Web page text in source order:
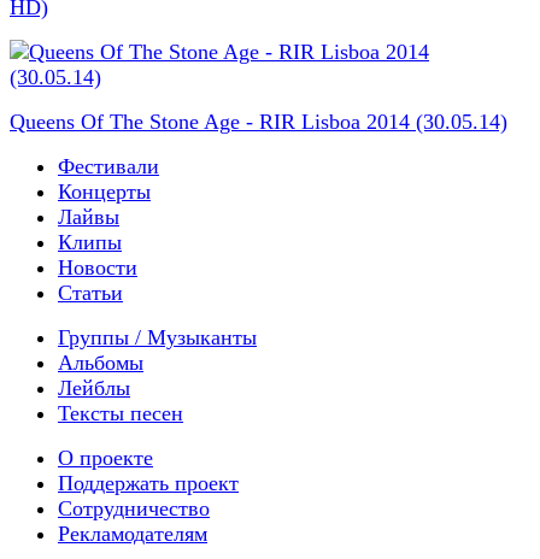
HD)
Queens Of The Stone Age - RIR Lisboa 2014 (30.05.14)
Фестивали
Концерты
Лайвы
Клипы
Новости
Статьи
Группы / Музыканты
Альбомы
Лейблы
Тексты песен
О проекте
Поддержать проект
Сотрудничество
Рекламодателям